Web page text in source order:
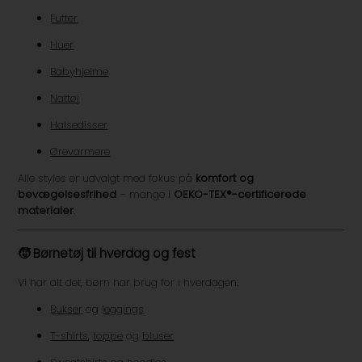
Futter
Huer
Babyhjelme
Nattøj
Halsedisser
Ørevarmere
Alle styles er udvalgt med fokus på komfort og
bevægelsesfrihed – mange i OEKO-TEX®-certificerede
materialer
🧒Børnetøj til hverdag og fest
Vi har alt det, børn har brug for i hverdagen:
Bukser og leggings
T-shirts, toppe og bluser